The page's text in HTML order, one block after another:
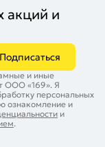
акций и
Подписаться
и иные
ООО «169». Я
персональных
ознакомление и
и
.